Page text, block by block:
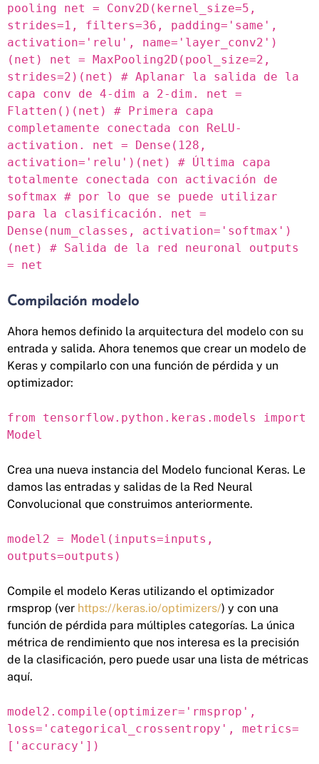
pooling net = Conv2D(kernel_size=5,
strides=1, filters=36, padding='same',
activation='relu', name='layer_conv2')
(net) net = MaxPooling2D(pool_size=2,
strides=2)(net) # Aplanar la salida de la
capa conv de 4-dim a 2-dim. net =
Flatten()(net) # Primera capa
completamente conectada con ReLU-
activation. net = Dense(128,
activation='relu')(net) # Última capa
totalmente conectada con activación de
softmax # por lo que se puede utilizar
para la clasificación. net =
Dense(num_classes, activation='softmax')
(net) # Salida de la red neuronal outputs
= net
Compilación modelo
Ahora hemos definido la arquitectura del modelo con su
entrada y salida. Ahora tenemos que crear un modelo de
Keras y compilarlo con una función de pérdida y un
optimizador:
from tensorflow.python.keras.models import
Model
Crea una nueva instancia del Modelo funcional Keras. Le
damos las entradas y salidas de la Red Neural
Convolucional que construimos anteriormente.
model2 = Model(inputs=inputs,
outputs=outputs)
Compile el modelo Keras utilizando el optimizador
rmsprop (ver https://keras.io/optimizers/) y con una
función de pérdida para múltiples categorías. La única
métrica de rendimiento que nos interesa es la precisión
de la clasificación, pero puede usar una lista de métricas
aquí.
model2.compile(optimizer='rmsprop',
loss='categorical_crossentropy', metrics=
['accuracy'])